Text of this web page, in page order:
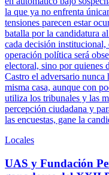
la que ya no enfrenta
tensiones parecen estar
batalla por la candidatura
cada decisión institucional,
operación política será
electoral, sino por quienes
Castro el adversario nunca
misma casa, aunque con
utiliza los tribunales y las
percepción ciudadana y
las encuestas, gane la
Locales
UAS y Fundación